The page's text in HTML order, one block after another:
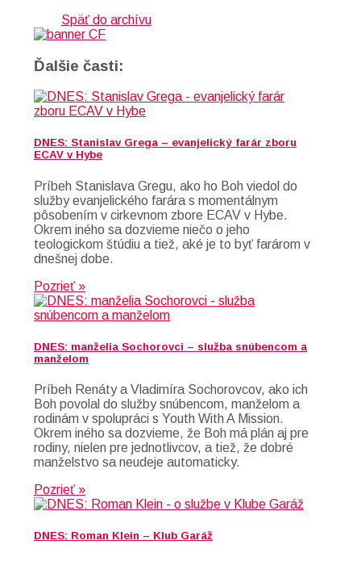
Späť do archívu
Ďalšie časti:
DNES: Stanislav Grega – evanjelický farár zboru
ECAV v Hybe
Príbeh Stanislava Gregu, ako ho Boh viedol do
služby evanjelického farára s momentálnym
pôsobením v cirkevnom zbore ECAV v Hybe.
Okrem iného sa dozvieme niečo o jeho
teologickom štúdiu a tiež, aké je to byť farárom v
dnešnej dobe.
Pozrieť »
DNES: manželia Sochorovci – služba snúbencom a
manželom
Príbeh Renáty a Vladimíra Sochorovcov, ako ich
Boh povolal do služby snúbencom, manželom a
rodinám v spolupráci s Youth With A Mission.
Okrem iného sa dozvieme, že Boh má plán aj pre
rodiny, nielen pre jednotlivcov, a tiež, že dobré
manželstvo sa neudeje automaticky.
Pozrieť »
DNES: Roman Klein – Klub Garáž